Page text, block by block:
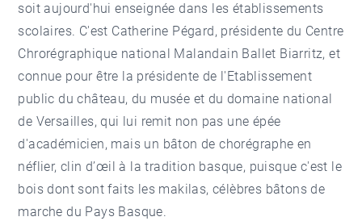
soit aujourd'hui enseignée dans les établissements
scolaires. C'est Catherine Pégard, présidente du Centre
Chrorégraphique national Malandain Ballet Biarritz, et
connue pour être la présidente de l'Etablissement
public du château, du musée et du domaine national
de Versailles, qui lui remit non pas une épée
d'académicien, mais un bâton de chorégraphe en
néflier, clin d’œil à la tradition basque, puisque c'est le
bois dont sont faits les makilas, célèbres bâtons de
marche du Pays Basque.